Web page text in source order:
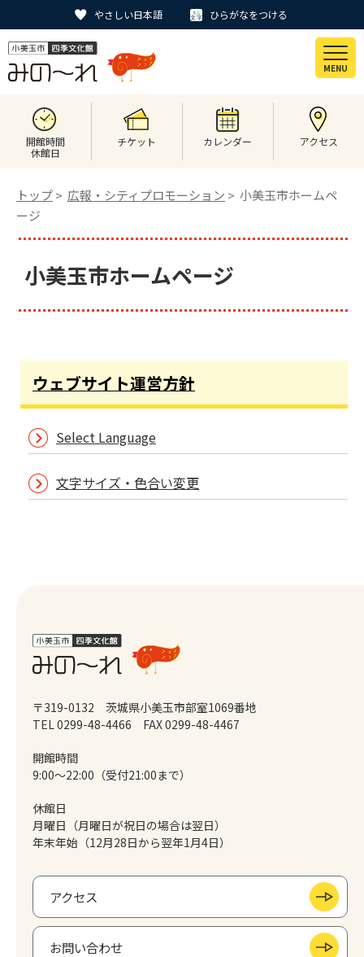
やさしい日本語 ひらがなをつける
MENU
開館時間
休館日
チケット カレンダー アクセス
トップ> 広報・シティプロモーション > 小美玉市ホームペ
ージ
小美玉市ホームページ
ウェブサイト運営方針
Select Language
文字サイズ・色合い変更
〒319-0132 茨城県小美玉市部室1069番地
TEL 0299-48-4466
FAX 0299-48-4467
開館時間
9:00～22:00（受付21:00まで）
休館日
月曜日（月曜日が祝日の場合は翌日）
年末年始（12月28日から翌年1月4日）
アクセス
お問い合わせ